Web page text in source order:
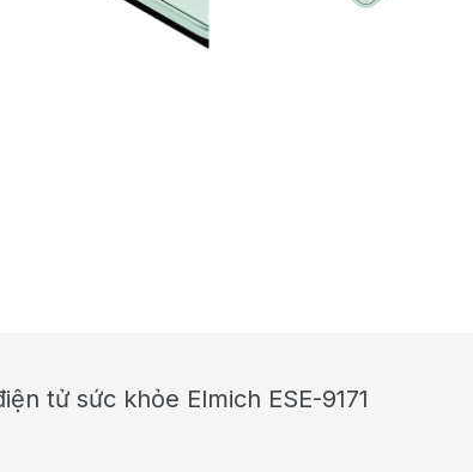
tử sức khỏe Elmich ESE-9171